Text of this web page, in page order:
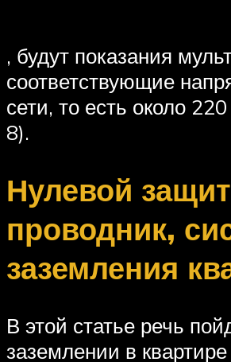
, будут показания
соответствующие
сети, то есть около
8).
Нулевой
проводник,
заземления
В этой статье речь
заземлении в